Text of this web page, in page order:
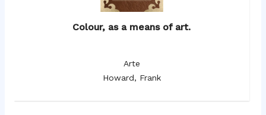
Colour, as a means of art.
Arte
Howard, Frank